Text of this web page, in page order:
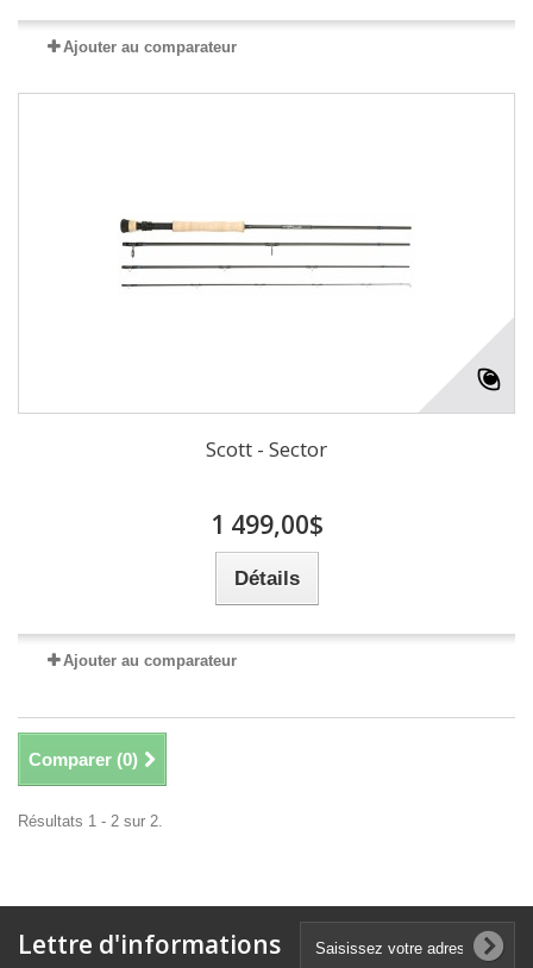
Ajouter au comparateur
Scott - Sector
1 499,00$
Détails
Ajouter au comparateur
Comparer (0)
Résultats 1 - 2 sur 2.
Lettre d'informations